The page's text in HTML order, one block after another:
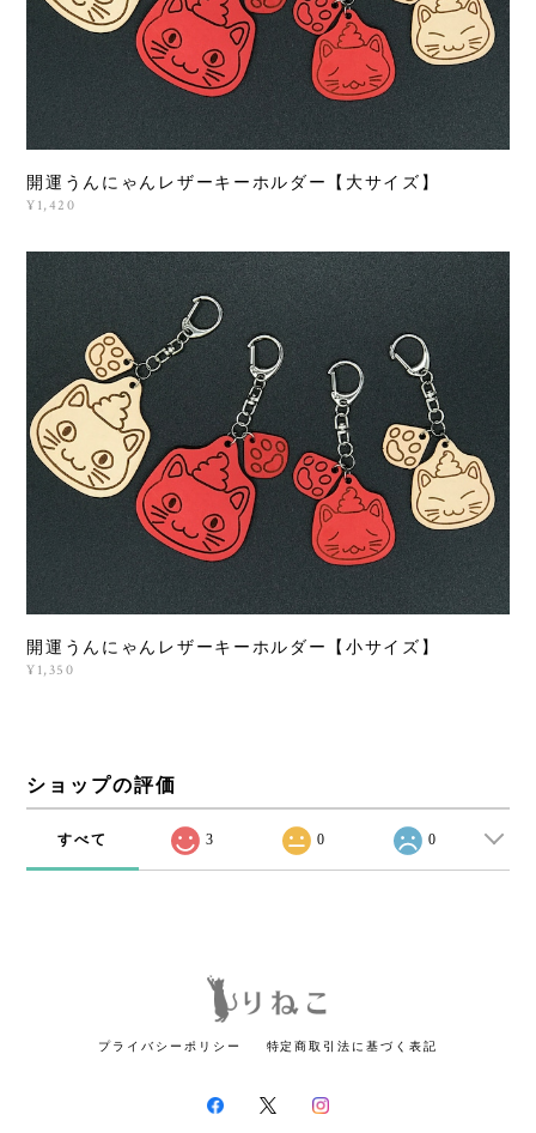
開運うんにゃんレザーキーホルダー【大サイズ】
¥1,420
開運うんにゃんレザーキーホルダー【小サイズ】
¥1,350
ショップの評価
すべて 3 0 0
プライバシーポリシー 特定商取引法に基づく表記